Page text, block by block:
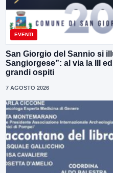
EVENTI
San Giorgio del Sannio si
Sangiorgese”: al via la III
grandi ospiti
7 AGOSTO 2026